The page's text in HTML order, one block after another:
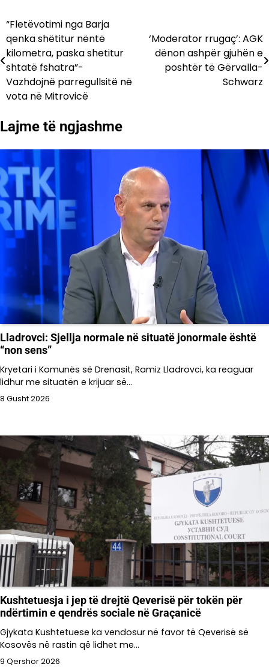
Lëvizje
te
postimet
“Fletëvotimi nga Barja
qenka shëtitur nëntë
kilometra, paska shetitur
shtatë fshatra”-
Vazhdojnë parregullsitë në
vota në Mitrovicë
‘Moderator rrugaç’: AGK
dënon ashpër gjuhën e
poshtër të Gërvalla-
Schwarz
Lajme të ngjashme
Lladrovci: Sjellja normale në situatë jonormale është
“non sens”
Kryetari i Komunës së Drenasit, Ramiz Lladrovci, ka reaguar
lidhur me situatën e krijuar së…
8 Gusht 2026
Kushtetuesja i jep të drejtë Qeverisë për tokën për
ndërtimin e qendrës sociale në Graçanicë
Gjykata Kushtetuese ka vendosur në favor të Qeverisë së
Kosovës në rastin që lidhet me…
9 Qershor 2026